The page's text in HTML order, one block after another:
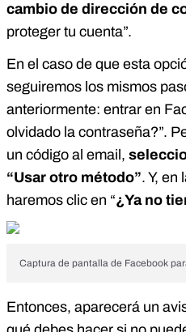
cambio de dirección de
proteger tu cuenta”.
En el caso de que esta
seguiremos los mismos
anteriormente: entrar en
olvidado la contraseña?”.
un código al email,
“Usar otro método”. Y, en
haremos clic en “¿Ya no
Captura de pantalla de Facebook
Entonces, aparecerá un